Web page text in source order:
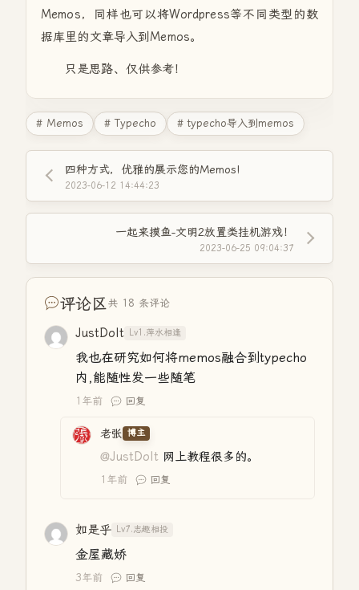
Memos，同样也可以将Wordpress等不同类型的数
据库里的文章导入到Memos。
只是思路、仅供参考！
# Memos # Typecho # typecho导入到memos
四种方式，优雅的展示您的Memos!
2023-06-12 14:44:23
一起来摸鱼-文明2放置类挂机游戏！
2023-06-25 09:04:37
评论区 共 18 条评论
JustDoIt Lv1.萍水相逢
我也在研究如何将memos融合到typecho
内,能随性发一些随笔
1年前 回复
老张 博主
@JustDoIt 网上教程很多的。
1年前 回复
如是乎 Lv7.志趣相投
金屋藏娇
3年前 回复